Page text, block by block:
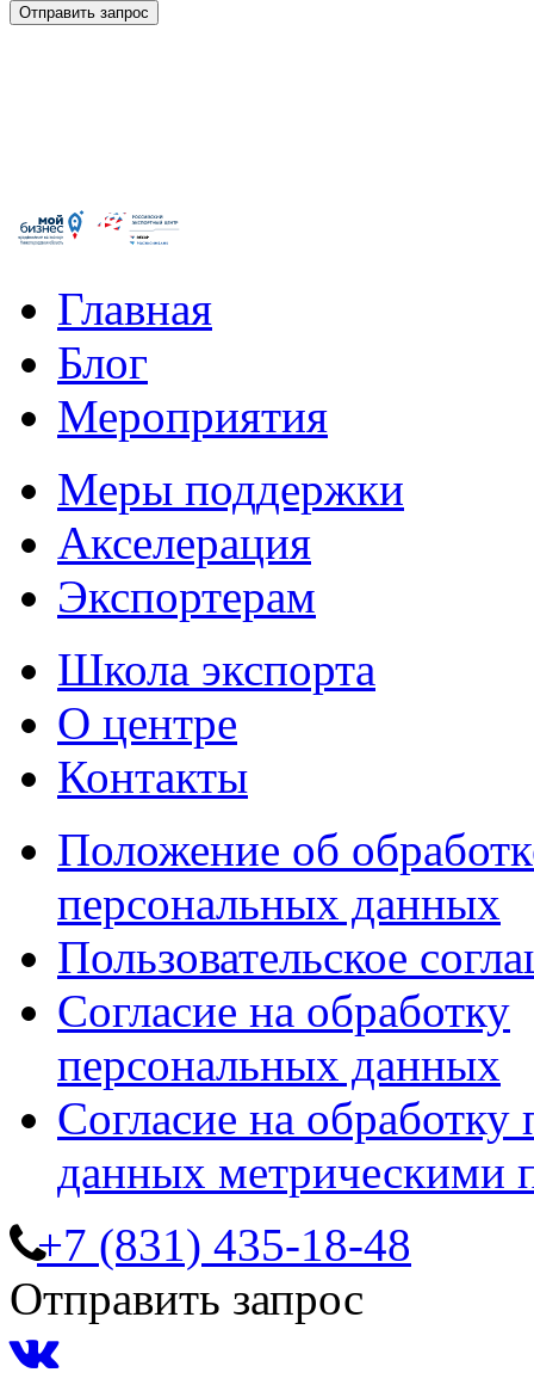
Главная
Блог
Мероприятия
Меры поддержки
Акселерация
Экспортерам
Школа экспорта
О центре
Контакты
Положение об
персональных данных
Пользовательское
Согласие на обработку
персональных данных
Согласие на обработку
данных метрическими
+7 (831) 435-18-48
Отправить запрос